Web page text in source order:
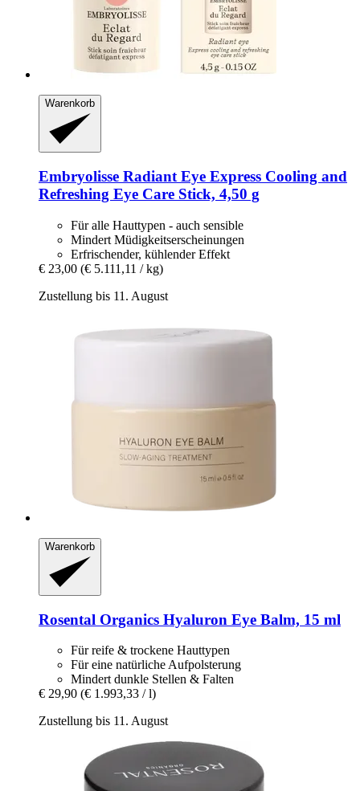
Warenkorb
Embryolisse Radiant Eye Express Cooling and
Refreshing Eye Care Stick, 4,50 g
Für alle Hauttypen - auch sensible
Mindert Müdigkeitserscheinungen
Erfrischender, kühlender Effekt
€ 23,00 (€ 5.111,11 / kg)
Zustellung bis 11. August
Warenkorb
Rosental Organics Hyaluron Eye Balm, 15 ml
Für reife & trockene Hauttypen
Für eine natürliche Aufpolsterung
Mindert dunkle Stellen & Falten
€ 29,90 (€ 1.993,33 / l)
Zustellung bis 11. August